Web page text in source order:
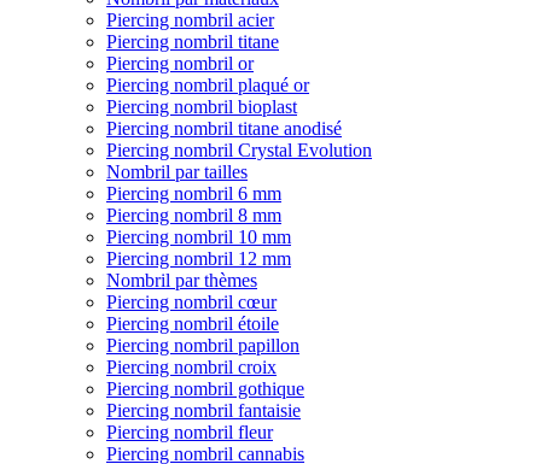
Piercing nombril acier
Piercing nombril titane
Piercing nombril or
Piercing nombril plaqué or
Piercing nombril bioplast
Piercing nombril titane anodisé
Piercing nombril Crystal Evolution
Nombril par tailles
Piercing nombril 6 mm
Piercing nombril 8 mm
Piercing nombril 10 mm
Piercing nombril 12 mm
Nombril par thèmes
Piercing nombril cœur
Piercing nombril étoile
Piercing nombril papillon
Piercing nombril croix
Piercing nombril gothique
Piercing nombril fantaisie
Piercing nombril fleur
Piercing nombril cannabis